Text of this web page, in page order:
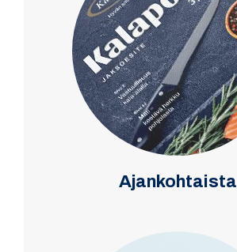
Ajankohtaista